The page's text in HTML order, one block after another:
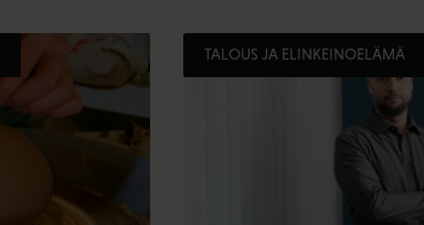
TALOUS JA ELINKEINOELÄMÄ